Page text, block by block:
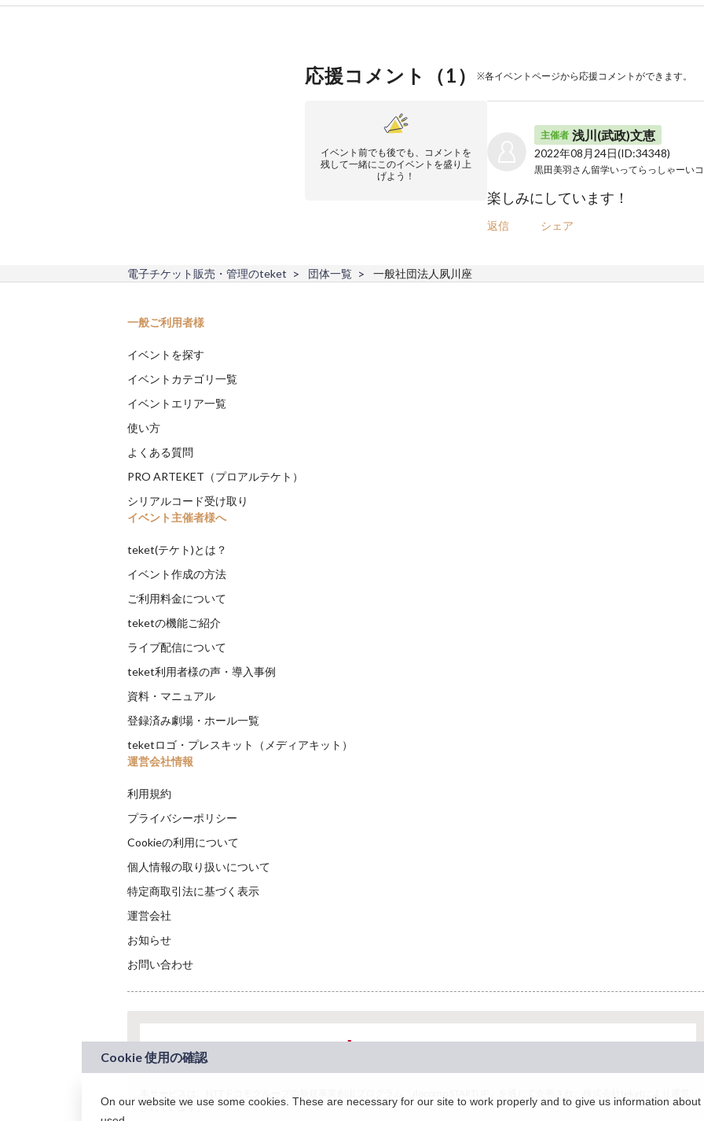
応援コメント（1） ※各イベントページから応援コメントができます。
イベント前でも後でも、コメントを
残して一緒にこのイベントを盛り上
げよう！
主催者 浅川(武政)文恵
2022年08月24日(ID:34348)
楽しみにしています！
返信 シェア
電子チケット販売・管理のteket 団体一覧 一般社団法人夙川座
一般ご利用者様
イベントを探す
イベントカテゴリ一覧
イベントエリア一覧
使い方
よくある質問
PRO ARTEKET（プロアルテケト）
シリアルコード受け取り
イベント主催者様へ
teket(テケト)とは？
イベント作成の方法
ご利用料金について
teketの機能ご紹介
ライブ配信について
teket利用者様の声・導入事例
資料・マニュアル
登録済み劇場・ホール一覧
teketロゴ・プレスキット（メディアキット）
運営会社情報
利用規約
プライバシーポリシー
Cookieの利用について
個人情報の取り扱いについて
特定商取引法に基づく表示
運営会社
お知らせ
お問い合わせ
されています。
On our website we use some cookies. These are necessary for our site to work properly and to give us information